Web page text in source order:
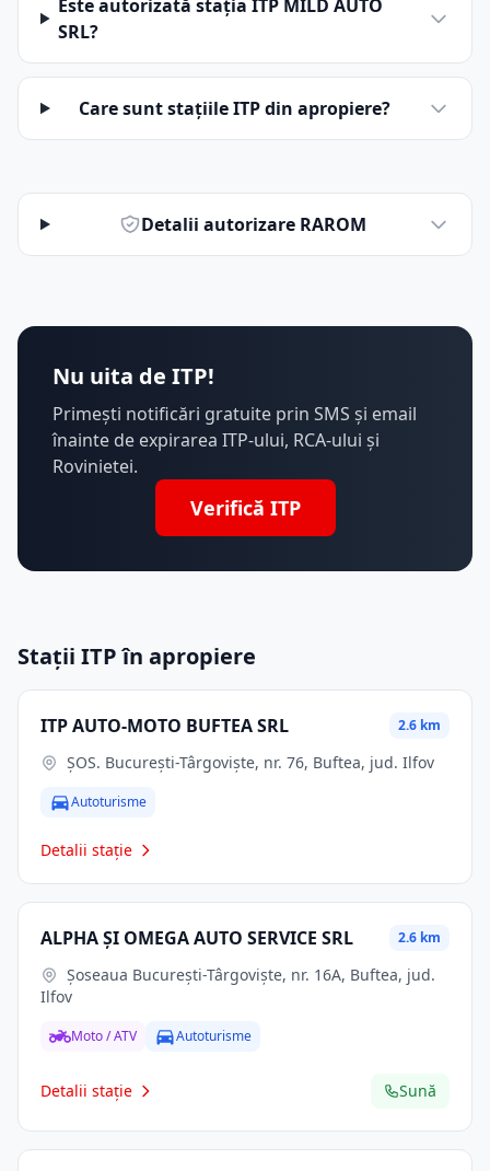
Este autorizată stația ITP MILD AUTO
SRL?
Care sunt stațiile ITP din apropiere?
Detalii autorizare RAROM
Nu uita de ITP!
Primești notificări gratuite prin SMS și email
înainte de expirarea ITP-ului, RCA-ului și
Rovinietei.
Verifică ITP
Stații ITP în apropiere
ITP AUTO-MOTO BUFTEA SRL 2.6 km
ŞOS. București-Târgoviște, nr. 76, Buftea, jud. Ilfov
Autoturisme
Detalii stație
ALPHA ŞI OMEGA AUTO SERVICE SRL 2.6 km
Ilfov
Moto / ATV Autoturisme
Detalii stație Sună